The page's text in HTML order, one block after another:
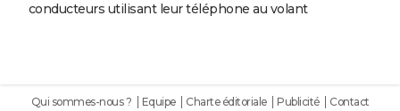
conducteurs utilisant leur téléphone au volant
Qui sommes-nous ? Equipe Charte éditoriale Publicité
Contact